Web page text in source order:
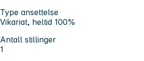
Type ansettelse
Vikariat, heltid 100%
Antall stillinger
1